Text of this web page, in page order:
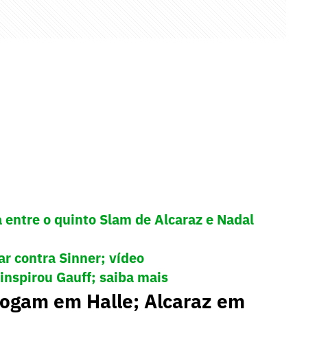
o quinto Slam de Alcaraz e Nadal
contra Sinner; vídeo
Gauff; saiba mais
em Halle; Alcaraz em